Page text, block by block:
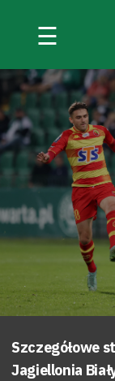
☰
Szczegółowe
Jagiellonia